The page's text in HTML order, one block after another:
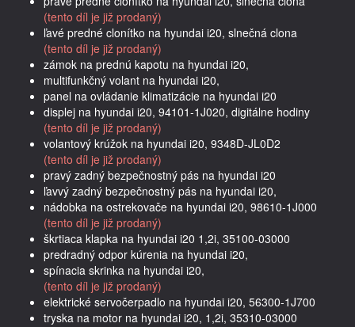
(tento díl je již prodaný)
ľavé predné clonítko na hyundai i20, slnečná clona
(tento díl je již prodaný)
zámok na prednú kapotu na hyundai i20,
multifunkčný volant na hyundai i20,
panel na ovládanie klimatizácie na hyundai i20
displej na hyundai i20, 94101-1J020, digitálne hodiny
(tento díl je již prodaný)
volantový krúžok na hyundai i20, 9348D-JL0D2
(tento díl je již prodaný)
pravý zadný bezpečnostný pás na hyundai i20
ľavvý zadný bezpečnostný pás na hyundai i20,
nádobka na ostrekovače na hyundai i20, 98610-1J000
(tento díl je již prodaný)
škrtiaca klapka na hyundai i20 1,2i, 35100-03000
predradný odpor kúrenia na hyundai i20,
spínacia skrinka na hyundai i20,
(tento díl je již prodaný)
elektrické servočerpadlo na hyundai i20, 56300-1J700
tryska na motor na hyundai i20, 1,2i, 35310-03000